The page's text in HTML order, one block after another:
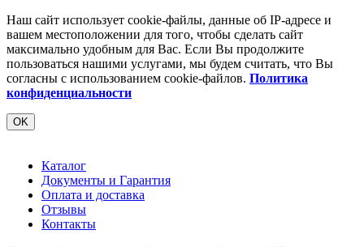
Наш сайт использует cookie-файлы, данные об IP-адресе и
вашем местоположении для того, чтобы сделать сайт
максимально удобным для Вас. Если Вы продолжите
пользоваться нашими услугами, мы будем считать, что Вы
согласны с использованием cookie-файлов. Политика
конфиденциальности
OK
Каталог
Документы и Гарантия
Оплата и доставка
Отзывы
Контакты